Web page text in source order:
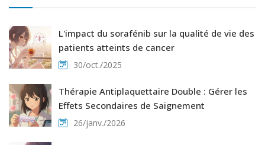
L'impact du sorafénib sur la qualité de vie des
patients atteints de cancer
30/oct./2025
Thérapie Antiplaquettaire Double : Gérer les
Effets Secondaires de Saignement
26/janv./2026